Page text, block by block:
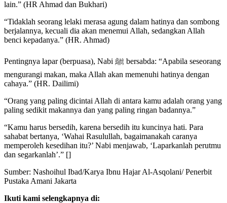
lain.” (HR Ahmad dan Bukhari)
“Tidaklah seorang lelaki merasa agung dalam hatinya dan sombong
berjalannya, kecuali dia akan menemui Allah, sedangkan Allah
benci kepadanya.” (HR. Ahmad)
Pentingnya lapar (berpuasa), Nabi ﷺ bersabda: “Apabila seseorang
mengurangi makan, maka Allah akan memenuhi hatinya dengan
cahaya.” (HR. Dailimi)
“Orang yang paling dicintai Allah di antara kamu adalah orang yang
paling sedikit makannya dan yang paling ringan badannya.”
“Kamu harus bersedih, karena bersedih itu kuncinya hati. Para
sahabat bertanya, ‘Wahai Rasulullah, bagaimanakah caranya
memperoleh kesedihan itu?’ Nabi menjawab, ‘Laparkanlah perutmu
dan segarkanlah’.” []
Sumber: Nashoihul Ibad/Karya Ibnu Hajar Al-Asqolani/ Penerbit
Pustaka Amani Jakarta
Ikuti kami selengkapnya di: